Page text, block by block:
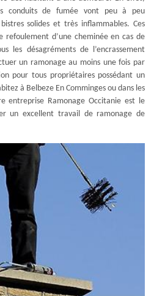
conduits de fumée vont peu à peu
solides et très inflammables. Ces
refoulement d’une cheminée en cas de
les désagréments de l’encrassement
un ramonage au moins une fois par
pour tous propriétaires possédant un
à Belbeze En Comminges ou dans les
entreprise Ramonage Occitanie est le
un excellent travail de ramonage de